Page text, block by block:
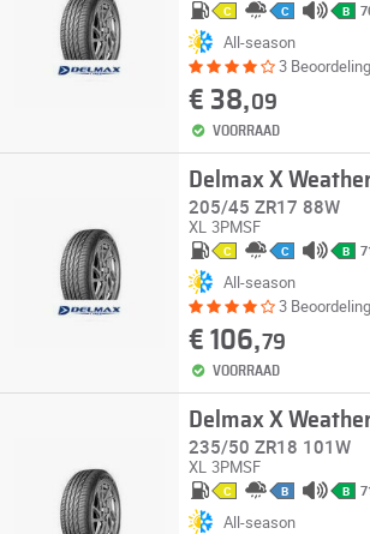
C C B
All-season
3 Beoordeling
€ 38,09
VOORRAAD
Delmax X
205/45 ZR17 88W
XL 3PMSF
C C B
All-season
3 Beoordeling
€ 106,79
VOORRAAD
Delmax X
235/50 ZR18 101W
XL 3PMSF
C B B
All-season